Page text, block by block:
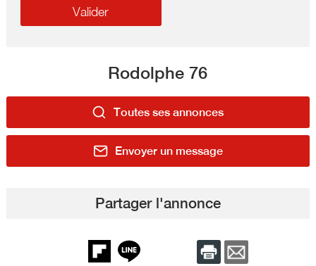
Rodolphe 76
Toutes ses annonces
Envoyer un message
Partager l'annonce